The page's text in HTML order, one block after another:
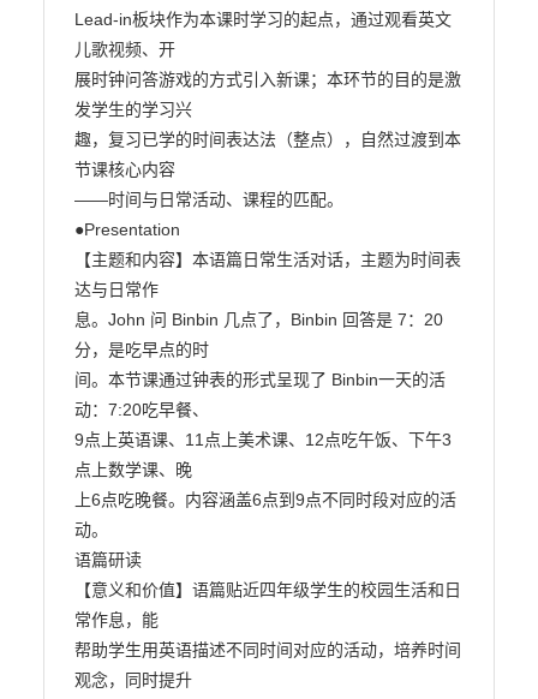
Lead-in板块作为本课时学习的起点，通过观看英文
儿歌视频、开
展时钟问答游戏的方式引入新课；本环节的目的是激
发学生的学习兴
趣，复习已学的时间表达法（整点），自然过渡到本
节课核心内容
——时间与日常活动、课程的匹配。
●Presentation
【主题和内容】本语篇日常生活对话，主题为时间表
达与日常作
息。John 问 Binbin 几点了，Binbin 回答是 7：20
分，是吃早点的时
间。本节课通过钟表的形式呈现了 Binbin一天的活
动：7:20吃早餐、
9点上英语课、11点上美术课、12点吃午饭、下午3
点上数学课、晚
上6点吃晚餐。内容涵盖6点到9点不同时段对应的活
动。
语篇研读
【意义和价值】语篇贴近四年级学生的校园生活和日
常作息，能
帮助学生用英语描述不同时间对应的活动，培养时间
观念，同时提升